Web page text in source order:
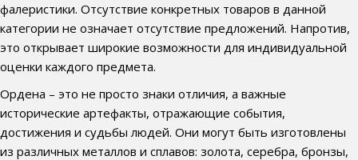
фалеристики. Отсутствие конкретных товаров в данной
категории не означает отсутствие предложений. Напротив,
это открывает широкие возможности для индивидуальной
оценки каждого предмета.
Ордена – это не просто знаки отличия, а важные
исторические артефакты, отражающие события,
достижения и судьбы людей. Они могут быть изготовлены
из различных металлов и сплавов: золота, серебра, бронзы,